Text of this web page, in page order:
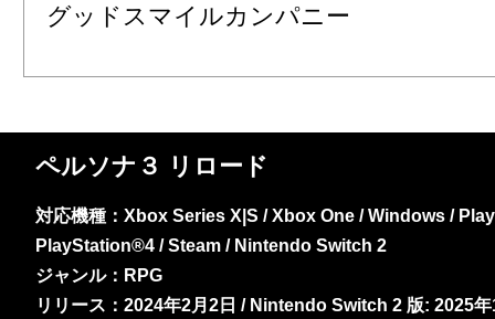
グッドスマイルカンパニー
ペルソナ３ リロード
対応機種：Xbox Series X|S / Xbox One / Windows /
PlayStation®4 / Steam / Nintendo Switch 2
ジャンル：RPG
リリース：2024年2月2日 / Nintendo Switch 2 版: 2025